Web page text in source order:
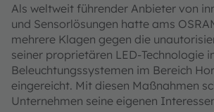
Als weltweit führender Anbieter von
und Sensorlösungen hatte ams
mehrere Klagen gegen die
seiner proprietären LED-Technologie
Beleuchtungssystemen im Bereich
eingereicht. Mit diesen Maßnahmen
Unternehmen seine eigenen